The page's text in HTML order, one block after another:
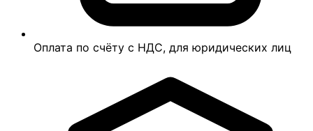
Оплата по счёту с НДС, для юридических лиц